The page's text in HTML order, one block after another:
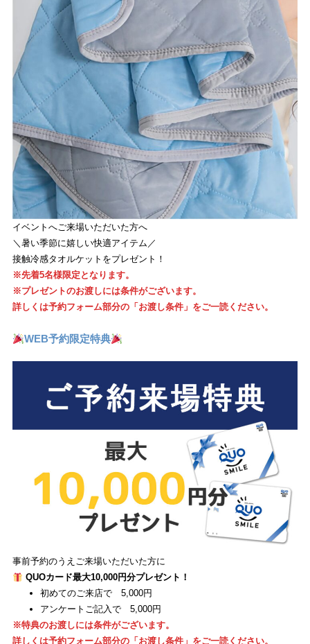
イベントへご来場いただいた方へ
＼暑い季節に嬉しい快適アイテム／
接触冷感タオルケットをプレゼント！
※先着5名様限定となります。
※プレゼントのお渡しには条件がございます。
詳しくは予約フォーム部分の「お渡し条件」をご一読ください。
WEB予約限定特典
事前予約のうえご来場いただいた方に
QUOカード最大10,000円分プレゼント！
初めてのご来店で 5,000円
アンケートご記入で 5,000円
※特典のお渡しには条件がございます。
詳しくは予約フォーム部分の「お渡し条件」をご一読ください。